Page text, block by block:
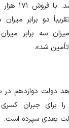
دارایی
دو برابر
شد».
دولت دوازدهم در
را برای جبران
بعدی سپرده است.